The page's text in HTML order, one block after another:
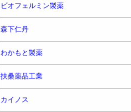
ビオフェルミン製薬
森下仁丹
わかもと製薬
扶桑薬品工業
カイノス